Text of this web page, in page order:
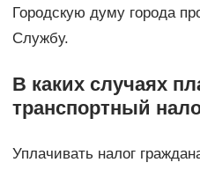
Городскую думу города
Службу.
В каких случаях
транспортный
Уплачивать налог